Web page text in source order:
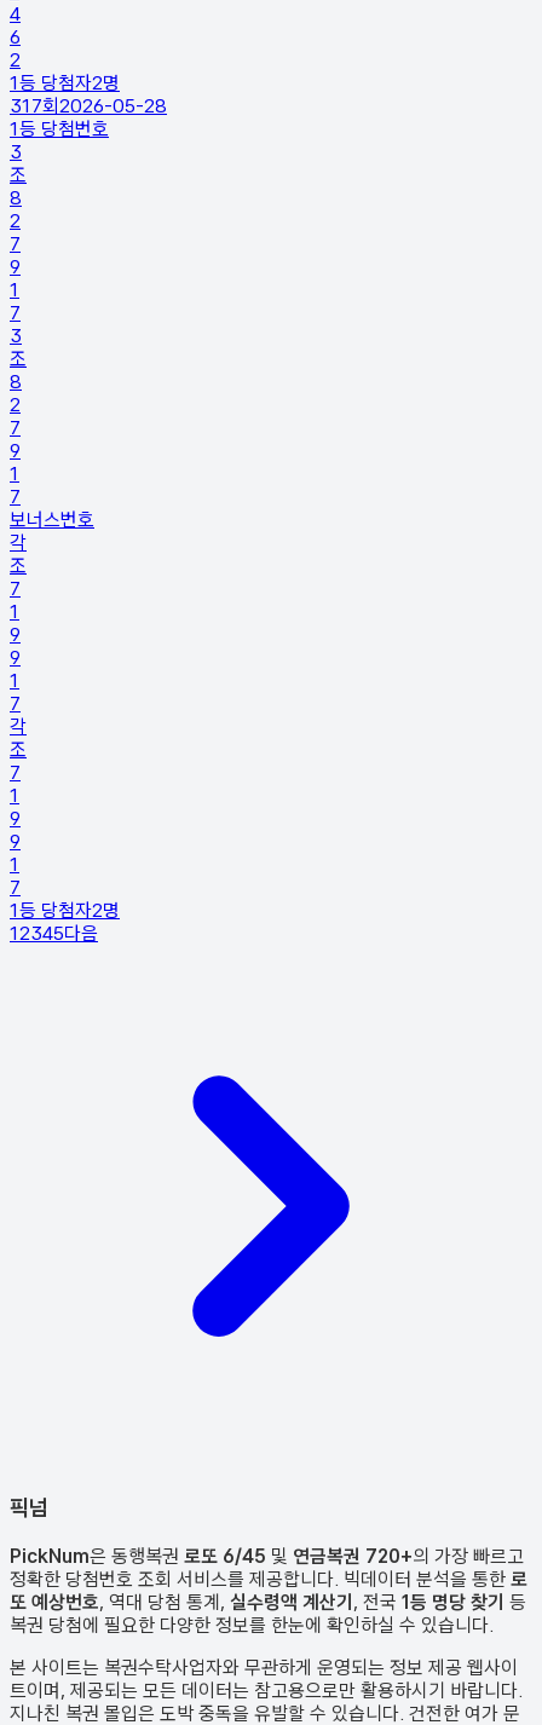
4
6
2
1등 당첨자2명
317회2026-05-28
1등 당첨번호
3
조
8
2
7
9
1
7
3
조
8
2
7
9
1
7
보너스번호
각
조
7
1
9
9
1
7
각
조
7
1
9
9
1
7
1등 당첨자2명
12345다음
픽넘
PickNum은 동행복권 로또 6/45 및 연금복권 720+의 가장 빠르고
정확한 당첨번호 조회 서비스를 제공합니다. 빅데이터 분석을 통한 로
또 예상번호, 역대 당첨 통계, 실수령액 계산기, 전국 1등 명당 찾기 등
복권 당첨에 필요한 다양한 정보를 한눈에 확인하실 수 있습니다.
본 사이트는 복권수탁사업자와 무관하게 운영되는 정보 제공 웹사이
트이며, 제공되는 모든 데이터는 참고용으로만 활용하시기 바랍니다.
지나친 복권 몰입은 도박 중독을 유발할 수 있습니다. 건전한 여가 문